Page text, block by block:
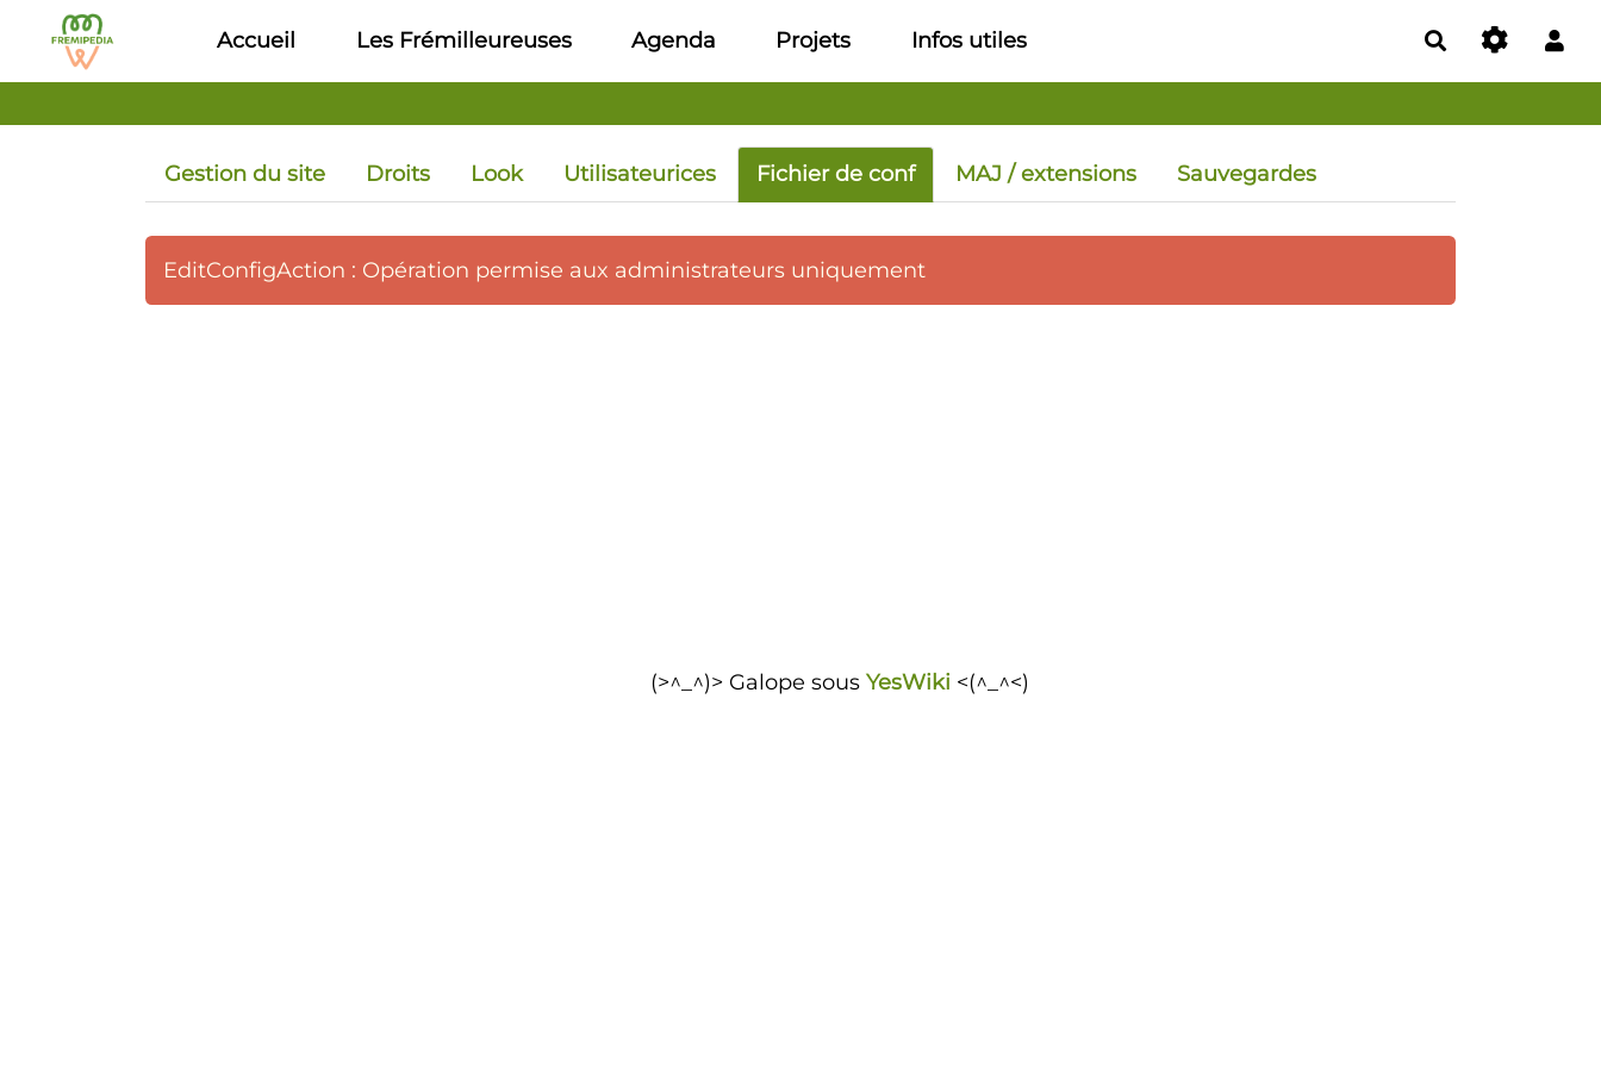
Aller au contenu principal
Accueil Les Frémilleureuses Agenda Projets Infos utiles Rechercher
Gestion du site Droits Look Utilisateurices Fichier de conf MAJ / extensions Sauvegardes
EditConfigAction : Opération permise aux administrateurs uniquement
(>^_^)> Galope sous YesWiki <(^_^<)